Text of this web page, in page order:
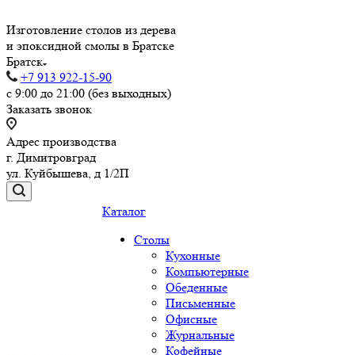
Изготовление столов из дерева
и эпоксидной смолы в Братске
Братск
+7 913 922-15-90
с 9:00 до 21:00 (без выходных)
Заказать звонок
Адрес производства
г. Димитровград
ул. Куйбышева, д 1/2П
Каталог
Столы
Кухонные
Компьютерные
Обеденные
Письменные
Офисные
Журнальные
Кофейные